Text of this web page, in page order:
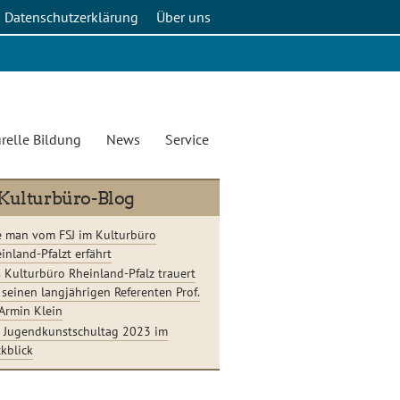
Über uns
Datenschutzerklärung
Bildung News Service
Blog
man vom FSJ im Kulturbüro
Pfalzt erfährt
Kulturbüro Rheinland-Pfalz trauert
langjährigen Referenten Prof.
Klein
Jugendkunstschultag 2023 im